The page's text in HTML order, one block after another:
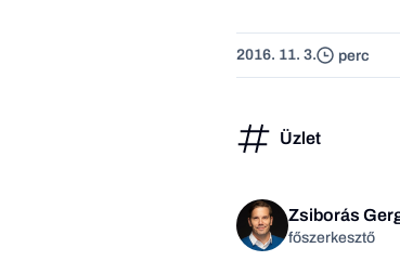
2016. 11. 3. perc
Üzlet
Zsiborás
főszerkesztő